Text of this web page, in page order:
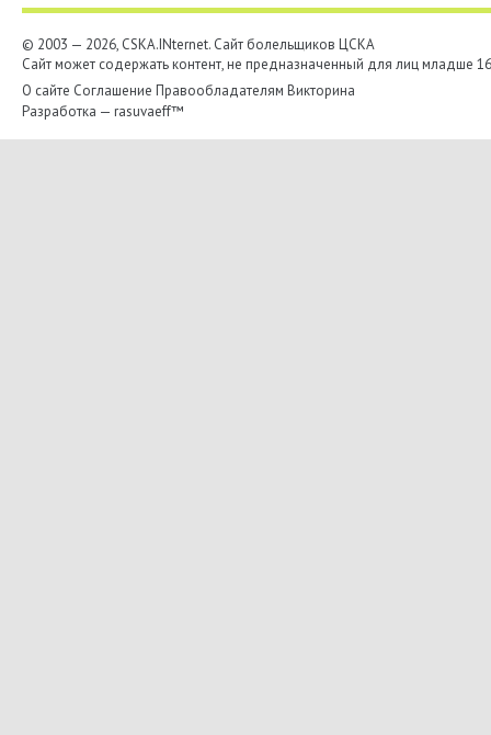
© 2003 — 2026, CSKA.INternet. Cайт болельщиков ЦСКА
Сайт может содержать контент, не предназначенный для лиц младше
О сайте Соглашение Правообладателям Викторина
Разработка — rasuvaeff™